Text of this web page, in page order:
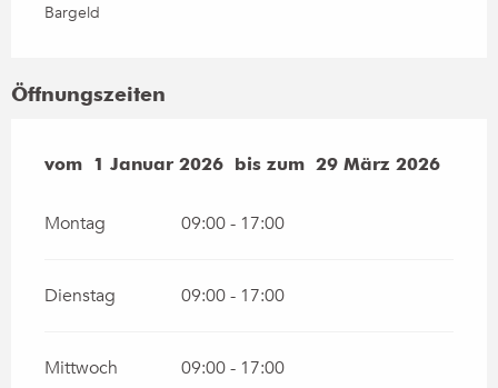
Bargeld
Öffnungszeiten
vom 1 Januar 2026 bis zum 29 März 2026
vom 1 Januar 2026 bis zum 29 März 2026
Montag 09:00 - 17:00
Dienstag 09:00 - 17:00
Mittwoch 09:00 - 17:00